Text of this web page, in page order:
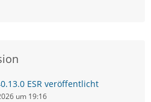
ESR veröffentlicht
um 19:16